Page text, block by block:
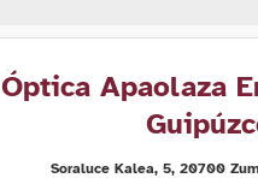
Óptica Apaolaza
Soraluce Kalea, 5, 20700